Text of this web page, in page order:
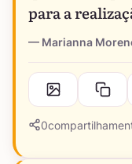
para a
Marianna
0